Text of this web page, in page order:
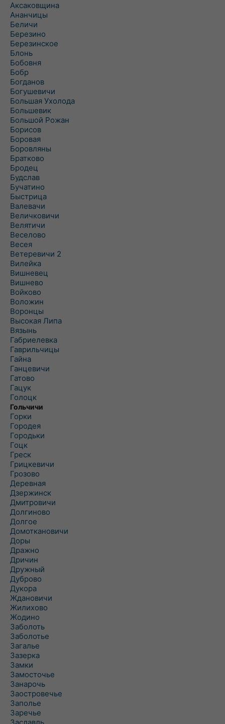
Аксаковщина
Ананчицы
Беличи
Березино
Березинское
Блонь
Бобовня
Бобр
Богданов
Богушевичи
Большая Ухолода
Большевик
Большой Рожан
Борисов
Боровая
Боровляны
Братково
Бродец
Будслав
Бучатино
Быстрица
Валевачи
Величковичи
Велятичи
Веселово
Весея
Ветеревичи 2
Вилейка
Вишневец
Вишнево
Войково
Воложин
Воронцы
Высокая Липа
Вязынь
Габриелевка
Гаврильчицы
Гайна
Ганцевичи
Гатово
Гацук
Голоцк
Гольчичи
Горки
Городея
Городьки
Гоцк
Греск
Грицкевичи
Грозово
Деревная
Дзержинск
Дмитровичи
Долгиново
Долгое
Домоткановичи
Доры
Дражно
Дричин
Дружный
Дуброво
Дукора
Ждановичи
Жилихово
Жодино
Заболоть
Заболотье
Загалье
Зазерка
Замки
Замосточье
Занарочь
Заостровечье
Заполье
Заречье